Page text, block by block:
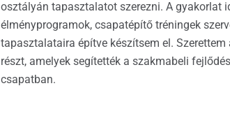
osztályán tapasztalatot szerezni. A gyakorlat
élményprogramok, csapatépítő tréningek
tapasztalataira építve készítsem el.
részt, amelyek segítették a szakmabeli
csapatban.